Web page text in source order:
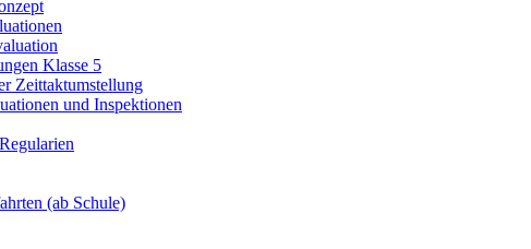
Klasse 5
Zeittaktumstellung
und Inspektionen
(ab Schule)